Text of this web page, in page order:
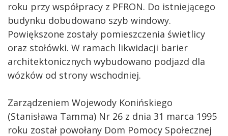
roku przy współpracy z PFRON. Do istniejącego
budynku dobudowano szyb windowy.
Powiększone zostały pomieszczenia świetlicy
oraz stołówki. W ramach likwidacji barier
architektonicznych wybudowano podjazd dla
wózków od strony wschodniej.
Zarządzeniem Wojewody Konińskiego
(Stanisława Tamma) Nr 26 z dnia 31 marca 1995
roku został powołany Dom Pomocy Społecznej